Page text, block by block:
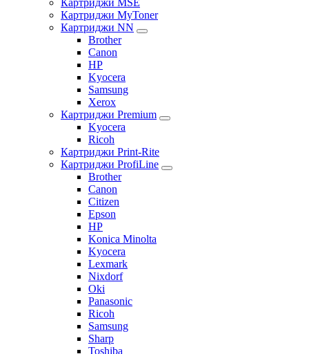
Картриджи MSE
Картриджи MyToner
Картриджи NN
Brother
Canon
HP
Kyocera
Samsung
Xerox
Картриджи Premium
Kyocera
Ricoh
Картриджи Print-Rite
Картриджи ProfiLine
Brother
Canon
Citizen
Epson
HP
Konica Minolta
Kyocera
Lexmark
Nixdorf
Oki
Panasonic
Ricoh
Samsung
Sharp
Toshiba